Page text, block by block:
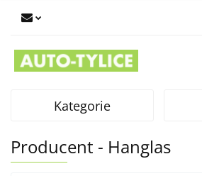
Kategorie
Producent - Hanglas